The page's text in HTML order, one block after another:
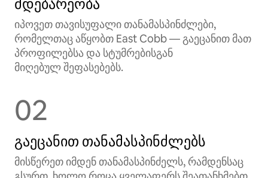
მდებარეობა
იპოვეთ თავისუფალი თანამასპინძლები,
რომელთაც აწყობთ East Cobb — გაეცანით მათ
პროფილებსა და სტუმრებისგან
მიღებულ შეფასებებს.
02
გაეცანით თანამასპინძლებს
მისწერეთ იმდენ თანამასპინძელს, რამდენსაც